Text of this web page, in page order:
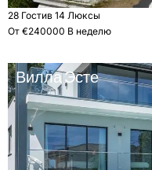
28 Гостив 14 Люксы
От €240000 В неделю
Вилла Эсте